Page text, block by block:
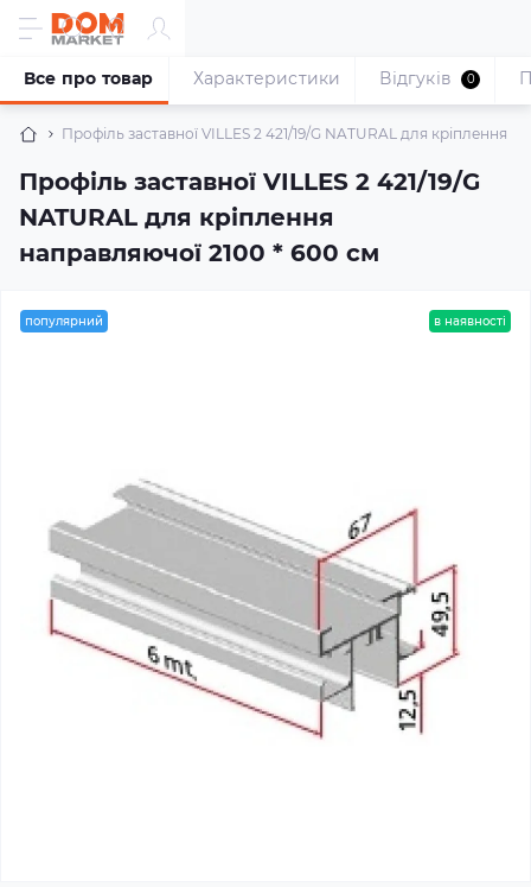
Профіль заставної VILLES 2 421/19/G NATURAL для кріплення
Профіль заставної VILLES 2 421/19/G
NATURAL для кріплення
направляючої 2100 * 600 cм
Все про товар Характеристики Відгуків 0
популярний в наявності